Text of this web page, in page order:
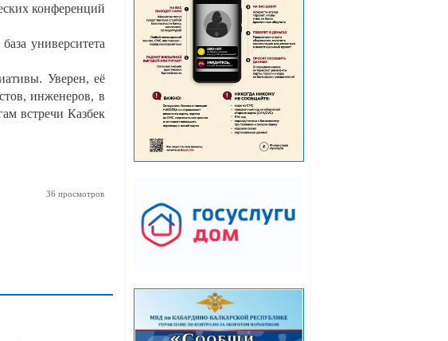
конференций
университета
Уверен, её
инженеров, в
встречи Казбек
36 просмотров